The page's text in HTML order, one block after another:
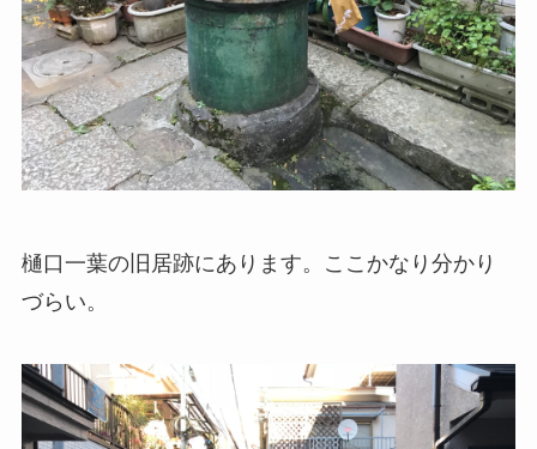
樋口一葉の旧居跡にあります。ここかなり分かり
づらい。